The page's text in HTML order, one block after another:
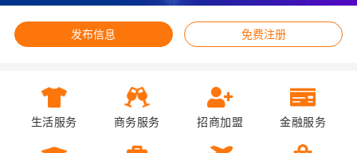
发布信息 免费注册
生活服务 商务服务 招商加盟 金融服务